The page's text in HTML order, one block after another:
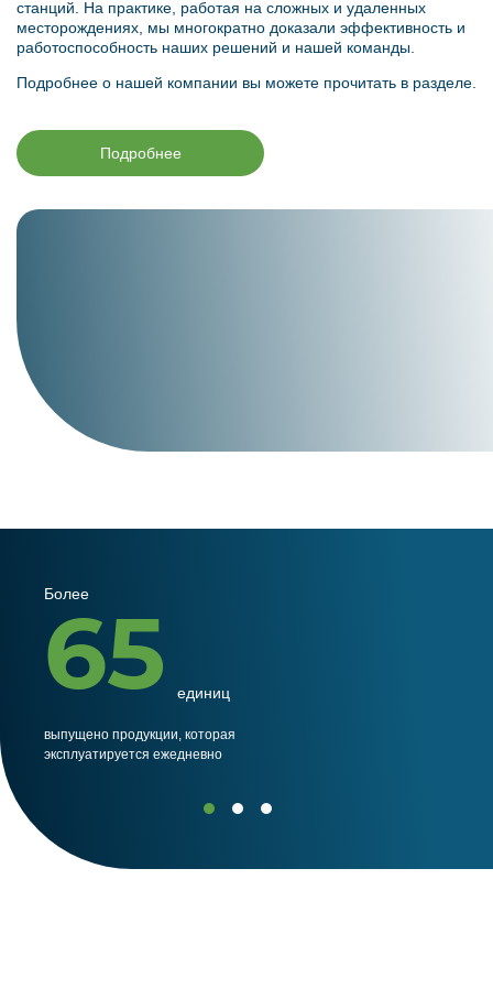
станций. На практике, работая на сложных и удаленных
месторождениях, мы многократно доказали эффективность и
работоспособность наших решений и нашей команды.
Подробнее о нашей компании вы можете прочитать в разделе.
Подробнее
Более
65 единиц
выпущено продукции, которая
эксплуатируется ежедневно